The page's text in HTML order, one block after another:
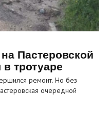
Пастеровской
тротуаре
ремонт. Но без
очередной